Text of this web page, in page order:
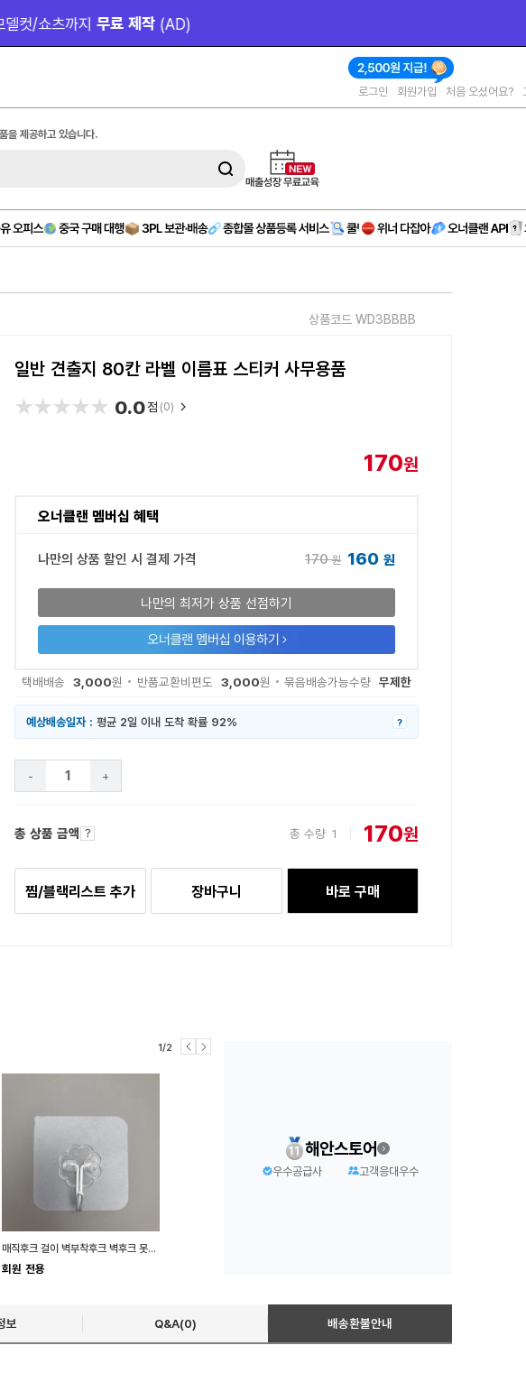
/쇼츠까지 무료 제작 (AD)
로그인 회원가입 처음 오셨어요?
을 제공하고 있습니다.
상품코드 WD3BBBB
일반 견출지 80칸 라벨 이름표 스티커 사무용품
★★★★★
★★★★★ 0.0점 (0)
170원
오너클랜 멤버십 혜택
나만의 상품 할인 시 결제 가격 170원 160 원
나만의 최저가 상품 선점하기
택배배송 3,000원 반품교환비편도 3,000원 묶음배송가능수량 무제한
예상배송일자 : 평균 2일 이내 도착 확률 92% ?
- +
총 상품 금액 총 수량 1 170원
찜/블랙리스트 추가 장바구니 바로 구매
1/2
매직후크 걸이 벽부착후크 벽후크 못없이 마스크
회원 전용
해안스토어
우수공급사 고객응대우수
보 Q&A(0) 배송환불안내